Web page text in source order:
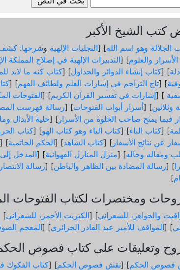
كتب الشيخ الأكبر
الجلالة وهو اسم الله] [التجليات الإلهية وشرحها: كشف
الأسرار والعلوم] [التدبيرات الإلهية في إصلاح المملكة
] [كتاب إنشاء الدوائر والجداول] [كتاب كنه ما لابد
] [تاج التراجم في إشارات العلم ولطائف الفهم] [
] [إشارات في تفسير القرآن الكريم] [الفتوحات
وثلاثين] [أسرار أبواب الفتوحات] [رسالة فهرست
فيما يمنح صاحب الخلوة من الأسرار ] [حلية الأبدال
] [كتاب الباء] [كتاب الياء وهو كتاب الهو] [كتاب
عن نتائج الأسفار ] [كتاب الشاهد] [الحكم الحاتمية] [
ومقاله وحاله] [منزل المنازل الفهوانية] [المدخل
] [رسالة المضادة بين الظاهر والباطن] [رسالة الانتصار
]
ومختصرات لكتاب الفتوحات
والجواهر، للشعراني] [الكبريت الأحمر، للشعراني[
] [المواقف للأمير عبد القادر الجزائري] [المعجم
وتعليقات على كتاب فصوص
فصوص الحكم] [نقش فصوص الحكم] [كتاب الفكوك